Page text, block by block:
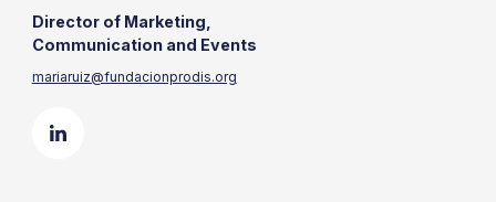
Director of Marketing,
Communication and Events
mariaruiz@fundacionprodis.org